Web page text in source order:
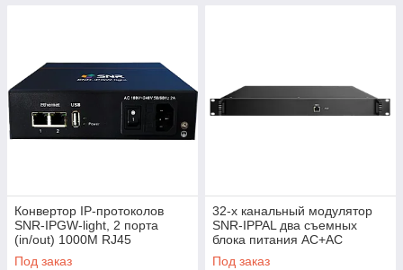
Конвертор IP-протоколов
SNR-IPGW-light, 2 порта
(in/out) 1000M RJ45
Под заказ
32-х канальный модулятор
SNR-IPPAL два съемных
блока питания AC+AC
Под заказ